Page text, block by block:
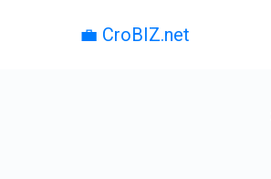
💼 CroBIZ.net